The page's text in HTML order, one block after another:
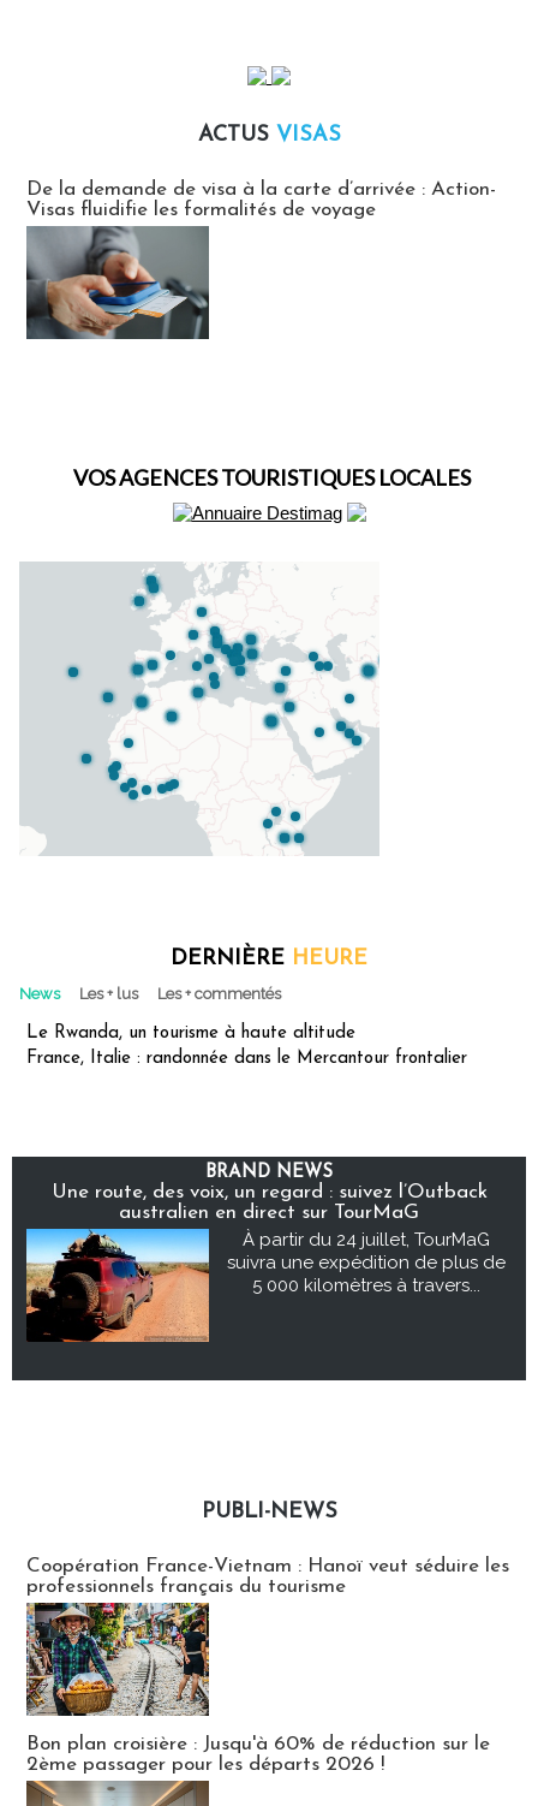
ACTUS VISAS
De la demande de visa à la carte d’arrivée : Action-
Visas fluidifie les formalités de voyage
VOS AGENCES TOURISTIQUES LOCALES
DERNIÈRE HEURE
News Les + lus Les + commentés
Le Rwanda, un tourisme à haute altitude
France, Italie : randonnée dans le Mercantour frontalier
BRAND NEWS
Une route, des voix, un regard : suivez l’Outback
australien en direct sur TourMaG
À partir du 24 juillet, TourMaG
suivra une expédition de plus de
5 000 kilomètres à travers...
PUBLI-NEWS
Coopération France-Vietnam : Hanoï veut séduire les
professionnels français du tourisme
Bon plan croisière : Jusqu'à 60% de réduction sur le
2ème passager pour les départs 2026 !